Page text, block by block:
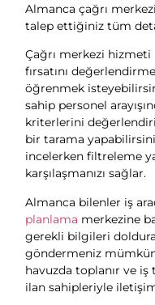
Almanca çağrı
talep ettiğiniz tüm
Çağrı merkezi hizmeti
fırsatını
öğrenmek
sahip personel
kriterlerini
bir tarama
incelerken filtreleme
karşılaşmanızı sağlar.
Almanca bilenler iş
planlama merkezine
gerekli bilgileri
göndermeniz
havuzda toplanır ve
ilan sahipleriyle